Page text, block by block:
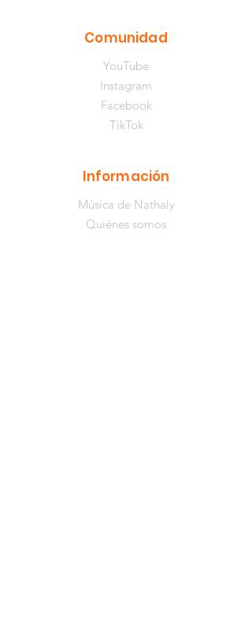
Comunidad
YouTube
Instagram
Facebook
TikTok
Información
Música de Nathaly
Quiénes somos